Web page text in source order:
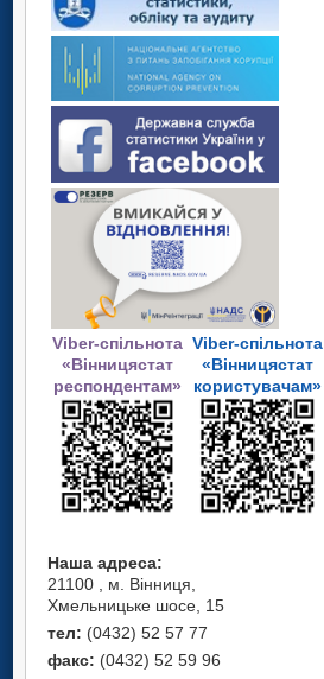
Viber-спільнота
«Вінницястат
респондентам»
Viber-спільнота
«Вінницястат
користувачам»
Наша адреса:
21100 , м. Вінниця,
Хмельницьке шосе, 15
тел: (0432) 52 57 77
факс: (0432) 52 59 96